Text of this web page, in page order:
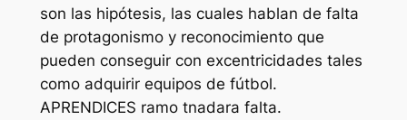
son las hipótesis, las cuales hablan de falta
de protagonismo y reconocimiento que
pueden conseguir con excentricidades tales
como adquirir equipos de fútbol.
APRENDICES ramo tnadara falta.